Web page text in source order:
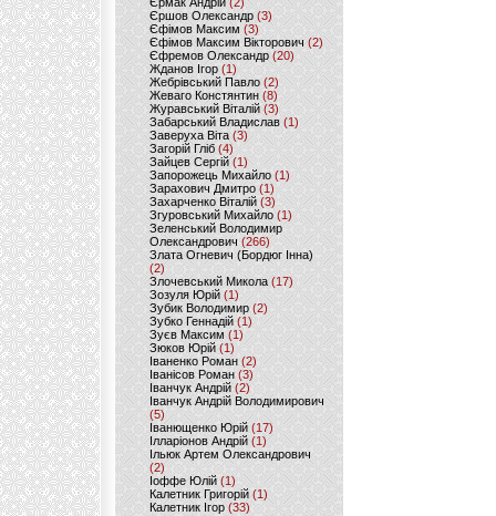
Єршов Олександр (3)
Єфімов Максим (3)
Єфімов Максим Вікторович (2)
Єфремов Олександр (20)
Жданов Ігор (1)
Жебрівський Павло (2)
Жеваго Констянтин (8)
Журавський Віталій (3)
Забарський Владислав (1)
Заверуха Віта (3)
Загорій Гліб (4)
Зайцев Сергій(1)
Запорожець Михайло (1)
Зарахович Дмитро (1)
Захарченко Віталій (3)
Згуровський Михайло (1)
Зеленський Володимир
Олександрович (266)
Злата Огневич (Бордюг Інна)
(2)
Злочевський Микола(17)
Зозуля Юрій (1)
Зубик Володимир (2)
Зубко Геннадій (1)
Зуєв Максим(1)
Зюков Юрій (1)
Іваненко Роман (2)
Іванісов Роман (3)
Іванчук Андрій(2)
Іванчук Андрій Володимирович
(5)
Іванющенко Юрій (17)
Ілларіонов Андрій (1)
Ільюк Артем Олександрович
(2)
Іоффе Юлій (1)
Калетник Григорій(1)
Калетник Ігор (33)